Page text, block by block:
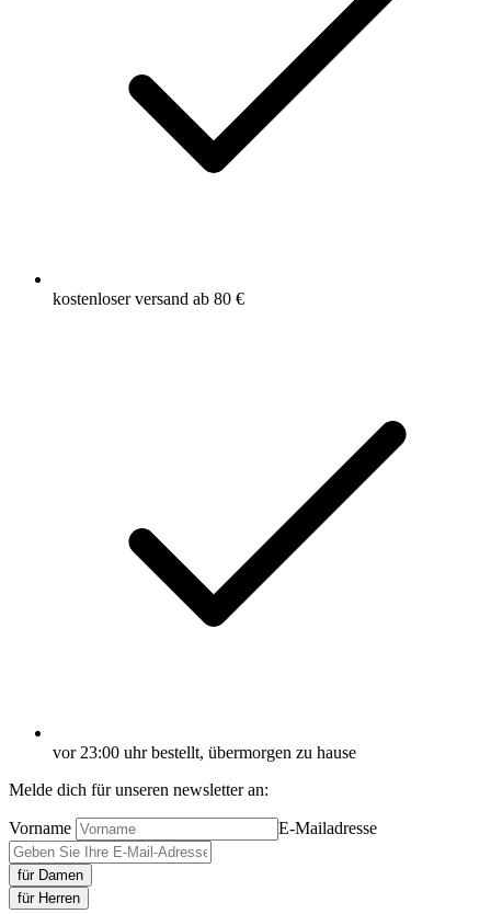
kostenloser versand ab 80 €
vor 23:00 uhr bestellt, übermorgen zu hause
Melde dich für unseren newsletter an:
Vorname E-Mailadresse
für Damen
für Herren